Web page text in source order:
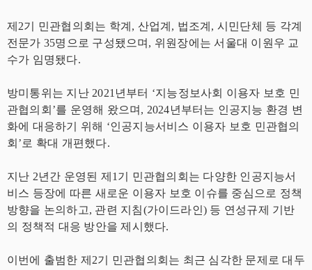
제2기 민관협의회는 학계, 산업계, 법조계, 시민단체 등 각계
전문가 35명으로 구성됐으며, 위원장에는 서울대 이원우 교
수가 임명됐다.
방미통위는 지난 2021년부터 ‘지능정보사회 이용자 보호 민
관협의회’를 운영해 왔으며, 2024년부터는 인공지능 환경 변
화에 대응하기 위해 ‘인공지능서비스 이용자 보호 민관협의
회’로 확대 개편했다.
지난 2년간 운영된 제1기 민관협의회는 다양한 인공지능서
비스 등장에 따른 새로운 이용자 보호 이슈를 중심으로 정책
방향을 논의하고, 관련 지침(가이드라인) 등 연성규제 기반
의 정책적 대응 방안을 제시했다.
이번에 출범한 제2기 민관협의회는 최근 심각한 문제로 대두